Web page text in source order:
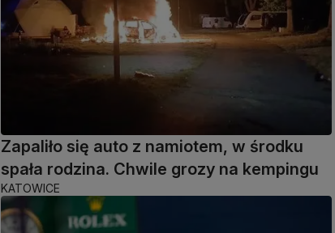
Zapaliło się auto z namiotem, w środku
spała rodzina. Chwile grozy na kempingu
KATOWICE